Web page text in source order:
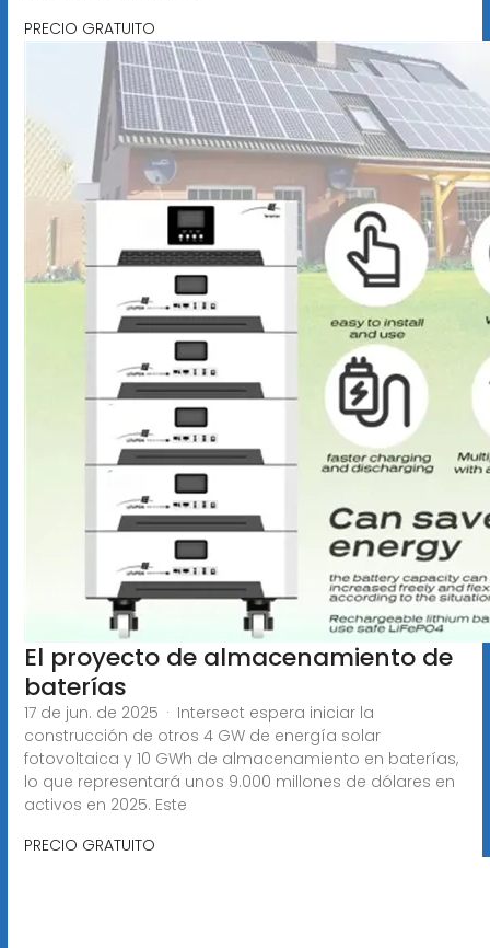
PRECIO GRATUITO
El proyecto de almacenamiento de
baterías
17 de jun. de 2025 · Intersect espera iniciar la
construcción de otros 4 GW de energía solar
fotovoltaica y 10 GWh de almacenamiento en baterías,
lo que representará unos 9.000 millones de dólares en
activos en 2025. Este
PRECIO GRATUITO